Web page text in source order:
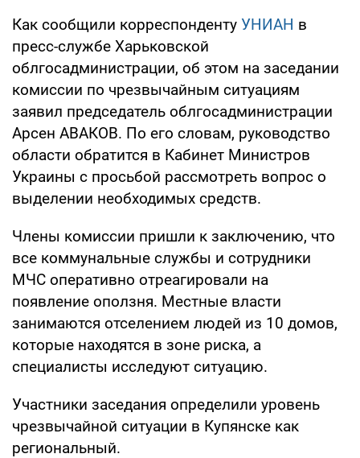
Как сообщили корреспонденту УНИАН в
пресс-службе Харьковской
облгосадминистрации, об этом на заседании
комиссии по чрезвычайным ситуациям
заявил председатель облгосадминистрации
Арсен АВАКОВ. По его словам, руководство
области обратится в Кабинет Министров
Украины с просьбой рассмотреть вопрос о
выделении необходимых средств.
Члены комиссии пришли к заключению, что
все коммунальные службы и сотрудники
МЧС оперативно отреагировали на
появление оползня. Местные власти
занимаются отселением людей из 10 домов,
которые находятся в зоне риска, а
специалисты исследуют ситуацию.
Участники заседания определили уровень
чрезвычайной ситуации в Купянске как
региональный.